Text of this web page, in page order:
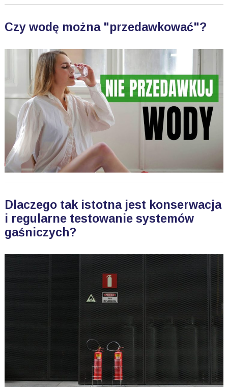
Czy wodę można "przedawkować"?
Dlaczego tak istotna jest konserwacja
i regularne testowanie systemów
gaśniczych?